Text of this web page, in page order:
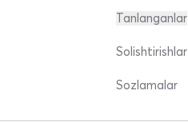
Tanlanganlar
Solishtirishlar
Sozlamalar